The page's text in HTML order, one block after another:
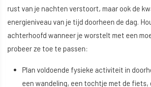
rust van je nachten verstoort, maar ook de
energieniveau van je tijd doorheen de dag.
achterhoofd wanneer je worstelt met een
probeer ze toe te passen:
Plan voldoende fysieke activiteit in
een wandeling, een tochtje met de fiets,